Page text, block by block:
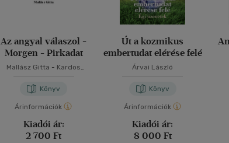
Az angyal válaszol -
Morgen - Pirkadat
Mallász Gitta - Kardos
Könyv
Árinformációk
Kiadói ár:
2 700 Ft
Út a kozmikus
embertudat elérése felé
Árvai László
Könyv
Árinformációk
Kiadói ár:
8 000 Ft